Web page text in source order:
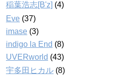
稲葉浩志[B'z] (4)
Eve (37)
imase (3)
indigo la End (8)
UVERworld (43)
宇多田ヒカル (8)